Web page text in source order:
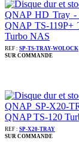
QNAP HD Tray -
QNAP TS-119P+
Turbo NAS
REF : SP-TS-TRAY-WOLOCK
SUR COMMANDE
QNAP SP-X20-
QNAP TS-120
REF : SP-X20-TRAY
SUR COMMANDE